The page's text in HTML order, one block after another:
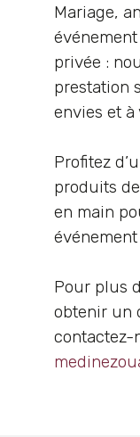
Mariage,
privée :
prestation
envies et
Profitez
produits
en main
Pour plus
obtenir un
contactez-